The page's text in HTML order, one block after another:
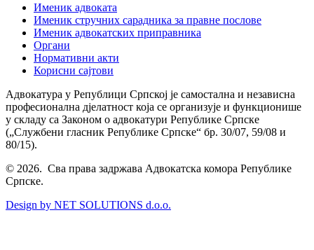
Именик адвоката
Именик стручних сарадника за правне послове
Именик адвокатских приправника
Органи
Нормативни акти
Корисни сајтови
Адвокатура у Републици Српској је самостална и независна
професионална дјелатност која се организује и функционише
у складу са Законом о адвокатури Републике Српске
(„Службени гласник Републике Српске“ бр. 30/07, 59/08 и
80/15).
© 2026. Сва права задржава Адвокатска комора Републике
Српске.
Design by NET SOLUTIONS d.o.o.